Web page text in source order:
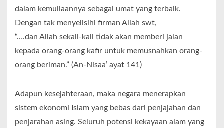
dalam kemuliaannya sebagai umat yang terbaik.
Dengan tak menyelisihi firman Allah swt,
“….dan Allah sekali-kali tidak akan memberi jalan
kepada orang-orang kafir untuk memusnahkan orang-
orang beriman.” (An-Nisaa’ ayat 141)
Adapun kesejahteraan, maka negara menerapkan
sistem ekonomi Islam yang bebas dari penjajahan dan
penjarahan asing. Seluruh potensi kekayaan alam yang